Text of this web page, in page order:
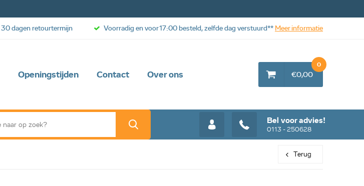
Openingstijden Contact Over ons
Bel voor advies!
0113 - 250628
€0,00
0
30 dagen retourtermijn Voorradig en voor 17:00 besteld, zelfde dag verstuurd** Meer informatie
Terug